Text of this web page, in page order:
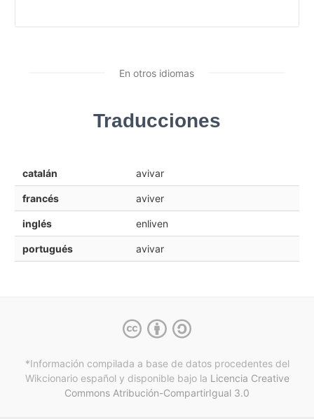
En otros idiomas
Traducciones
catalán avivar
francés aviver
inglés enliven
portugués avivar
*Información compilada a base de datos procedentes del
Wikcionario español y disponible bajo la Licencia Creative
Commons Atribución-CompartirIgual 3.0